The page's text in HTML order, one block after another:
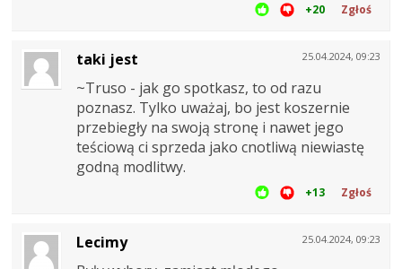
+20 Zgłoś
25.04.2024, 09:23
taki jest
~Truso - jak go spotkasz, to od razu
poznasz. Tylko uważaj, bo jest koszernie
przebiegły na swoją stronę i nawet jego
teściową ci sprzeda jako cnotliwą niewiastę
godną modlitwy.
+13 Zgłoś
25.04.2024, 09:23
Lecimy